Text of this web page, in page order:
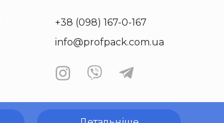
+38 (098) 167-0-167
info@profpack.com.ua